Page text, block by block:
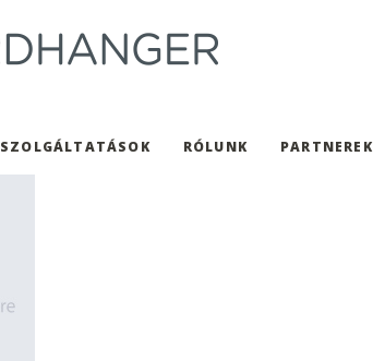
SZOLGÁLTATÁSOK RÓLUNK PARTNEREK